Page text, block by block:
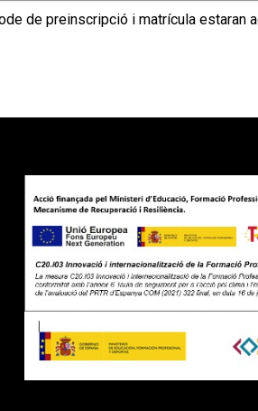
de preinscripció i matrícula estaran